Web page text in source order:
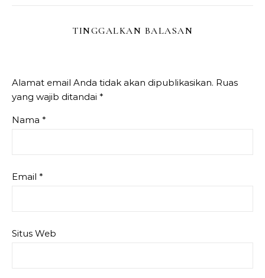
TINGGALKAN BALASAN
Alamat email Anda tidak akan dipublikasikan. Ruas
yang wajib ditandai *
Nama *
Email *
Situs Web